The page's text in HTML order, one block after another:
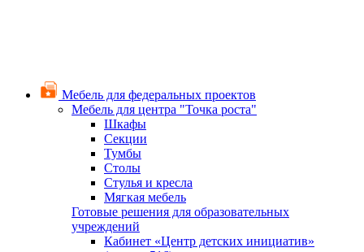
Мебель для федеральных проектов
Мебель для центра "Точка роста"
Шкафы
Секции
Тумбы
Столы
Стулья и кресла
Мягкая мебель
Готовые решения для образовательных
учреждений
Кабинет «Центр детских инициатив»